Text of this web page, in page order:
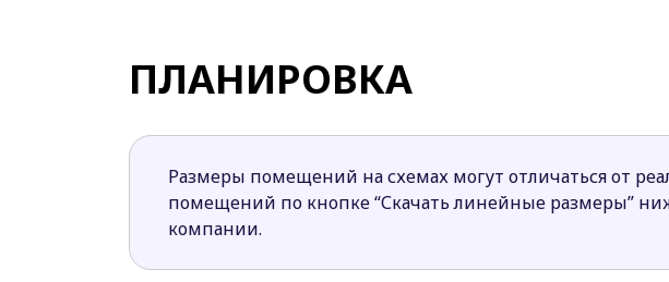
Еще больше отделиться от любопытных прохожих и скрыть
Грамотно и четко разграничены зона сна (2 комнаты
обеденная зона и гостиная на первом этаже).
Большинству проектов компании Z500 из этого раздела
ПЛАНИРОВКА
Размеры помещений на схемах могут отличаться от
помещений по кнопке “Скачать линейные размеры”
компании.